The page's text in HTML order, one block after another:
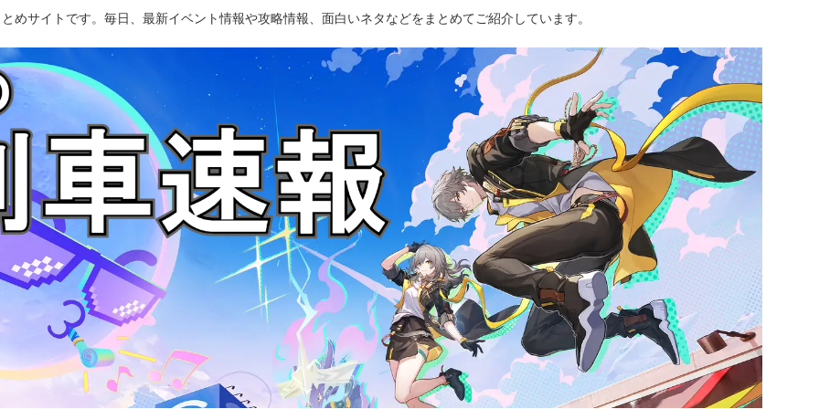
めサイトです。毎日、最新イベント情報や攻略情報、面白いネタなどをまとめてご紹介しています。